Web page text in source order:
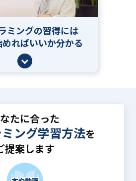
ミングの習得には
ればいいか分かる
たに合った
ング学習方法を
提案します